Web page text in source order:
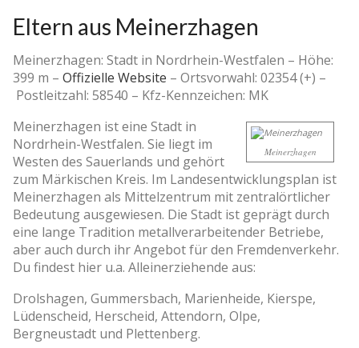
Eltern aus Meinerzhagen
Meinerzhagen: Stadt in Nordrhein-Westfalen – Höhe:
399 m – Offizielle Website – Ortsvorwahl: 02354 (+) –
Postleitzahl: 58540 – Kfz-Kennzeichen: MK
Meinerzhagen
Meinerzhagen ist eine Stadt in
Nordrhein-Westfalen. Sie liegt im
Westen des Sauerlands und gehört
zum Märkischen Kreis. Im Landesentwicklungsplan ist
Meinerzhagen als Mittelzentrum mit zentralörtlicher
Bedeutung ausgewiesen. Die Stadt ist geprägt durch
eine lange Tradition metallverarbeitender Betriebe,
aber auch durch ihr Angebot für den Fremdenverkehr.
Du findest hier u.a. Alleinerziehende aus:
Drolshagen, Gummersbach, Marienheide, Kierspe,
Lüdenscheid, Herscheid, Attendorn, Olpe,
Bergneustadt und Plettenberg.